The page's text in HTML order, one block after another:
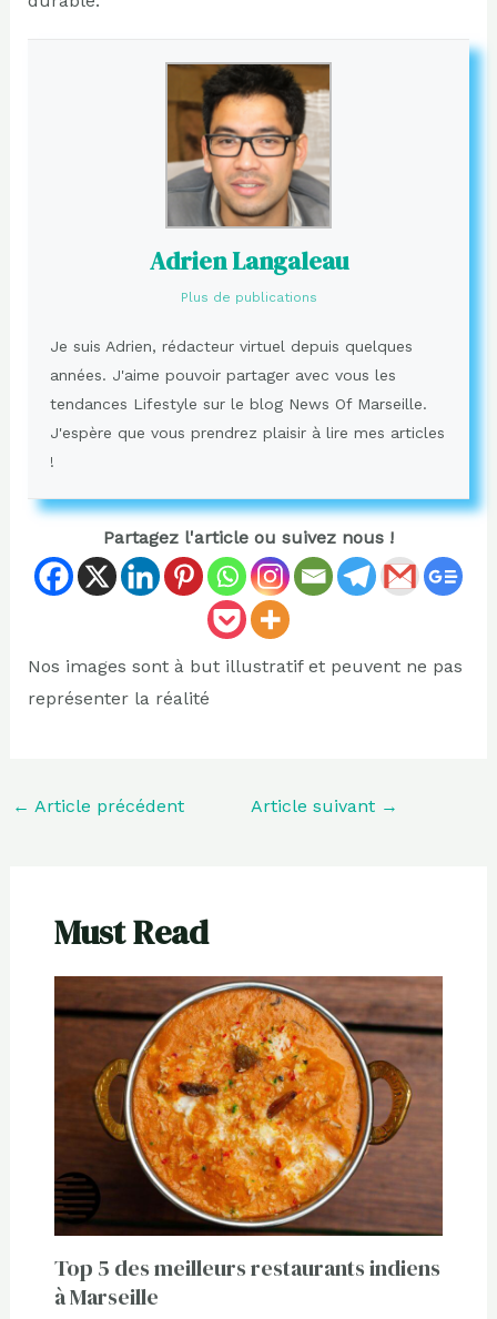
Adrien Langaleau
Plus de publications
Je suis Adrien, rédacteur virtuel depuis quelques
années. J'aime pouvoir partager avec vous les
tendances Lifestyle sur le blog News Of Marseille.
J'espère que vous prendrez plaisir à lire mes articles
!
Partagez l'article ou suivez nous !
Nos images sont à but illustratif et peuvent ne pas
représenter la réalité
← Article précédent Article suivant →
Must Read
Top 5 des meilleurs restaurants indiens
à Marseille